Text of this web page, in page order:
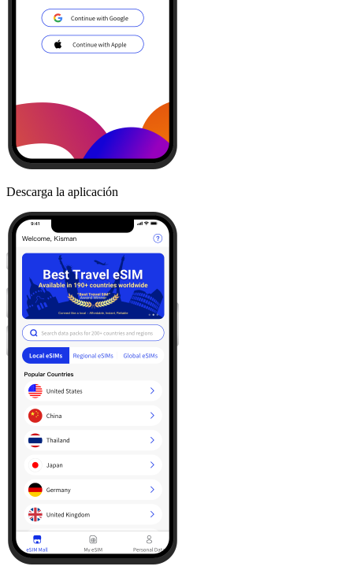
Descarga la aplicación